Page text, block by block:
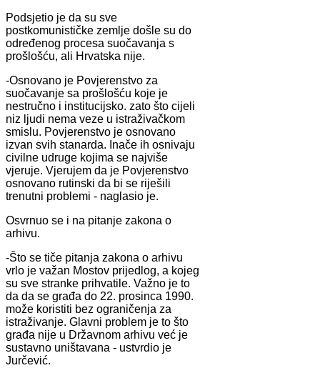
Podsjetio je da su sve
postkomunističke zemlje došle su do
određenog procesa suočavanja s
prošlošću, ali Hrvatska nije.
-Osnovano je Povjerenstvo za
suočavanje sa prošlošću koje je
nestručno i institucijsko. zato što cijeli
niz ljudi nema veze u istraživačkom
smislu. Povjerenstvo je osnovano
izvan svih stanarda. Inače ih osnivaju
civilne udruge kojima se najviše
vjeruje. Vjerujem da je Povjerenstvo
osnovano rutinski da bi se riješili
trenutni problemi - naglasio je.
Osvrnuo se i na pitanje zakona o
arhivu.
-Što se tiče pitanja zakona o arhivu
vrlo je važan Mostov prijedlog, a kojeg
su sve stranke prihvatile. Važno je to
da da se građa do 22. prosinca 1990.
može koristiti bez ograničenja za
istraživanje. Glavni problem je to što
građa nije u Državnom arhivu već je
sustavno uništavana - ustvrdio je
Jurčević.